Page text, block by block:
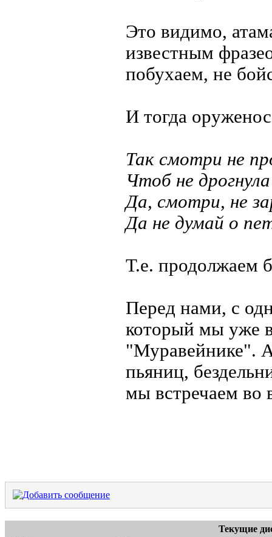
Это видимо,
известным
побухаем, не
И тогда
Так смотри не
Чтоб не
Да, смотри, не
Да не думай о
Т.е. продолжаем
Перед нами, с
который мы уже
"Муравейнике".
пьяниц,
мы встречаем во
Текущие